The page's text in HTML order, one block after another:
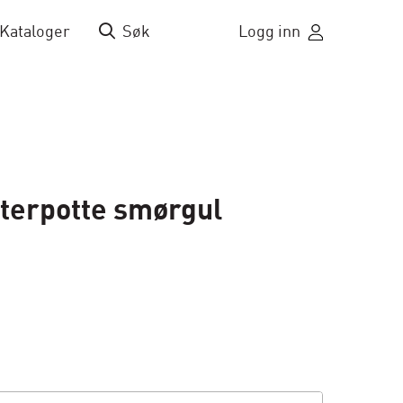
Kataloger Søk Logg inn
smørgul